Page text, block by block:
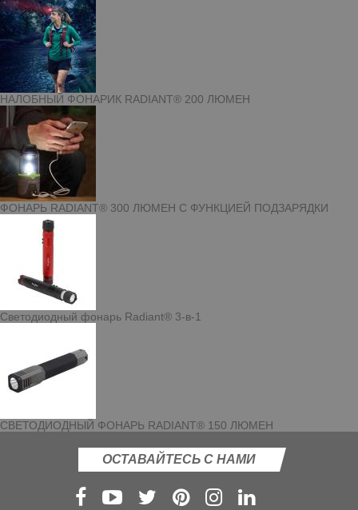
НАЛОБНЫЙ ФОНАРИК RADIANT® 200 ЛЮМЕН
ФОНАРЬ RADIANT® 300 ЛЮМЕН С ФУНКЦИЕЙ ПОДЗАРЯДКИ
Светодиодный фонарь Radiant® 3-в-1
СВЕТОДИОДНЫЙ ФОНАРЬ RADIANT® 150 ЛЮМЕН
ОСТАВАЙТЕСЬ С НАМИ